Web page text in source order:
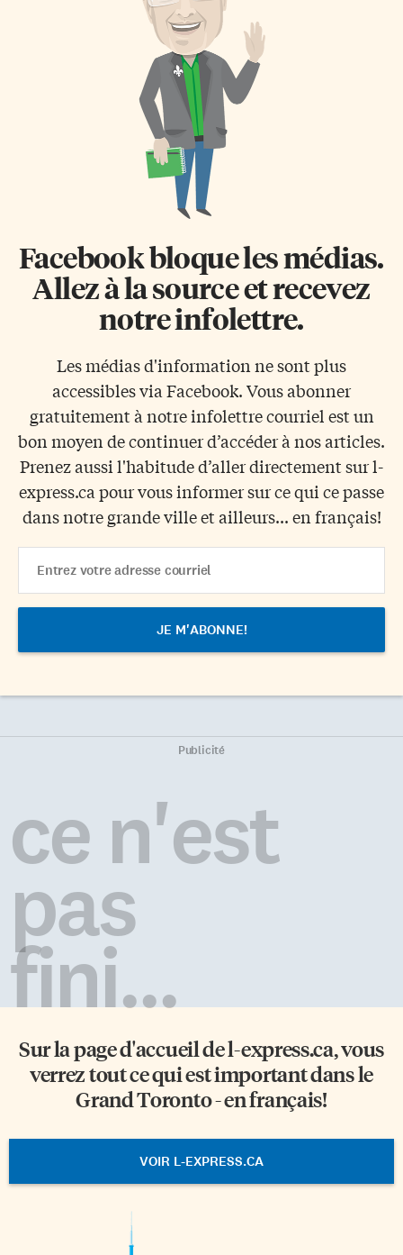
Facebook bloque les médias.
Allez à la source et recevez
notre infolettre.
Les médias d'information ne sont plus
accessibles via Facebook. Vous abonner
gratuitement à notre infolettre courriel est un
bon moyen de continuer d’accéder à nos articles.
Prenez aussi l'habitude d’aller directement sur l-
express.ca pour vous informer sur ce qui ce passe
dans notre grande ville et ailleurs... en français!
Address
Publicité
ce n'est
pas
fini...
Sur la page d'accueil del-express.ca, vous
verrez tout ce qui est important dans le
Grand Toronto - en français!
VOIR L-EXPRESS.CA